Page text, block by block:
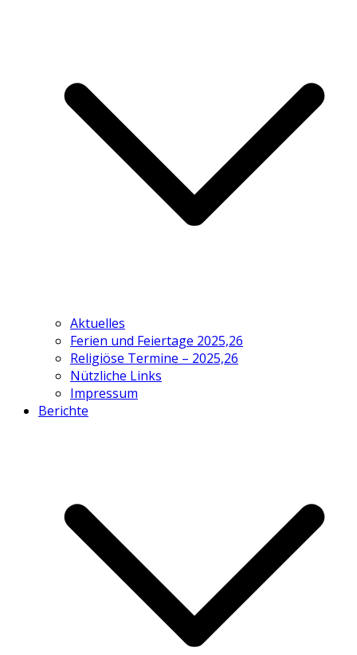
Aktuelles
Ferien und Feiertage 2025,26
Religiöse Termine – 2025,26
Nützliche Links
Impressum
Berichte